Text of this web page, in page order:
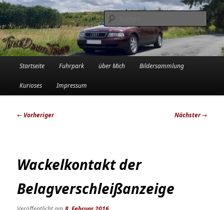
Zum
primären
Inhalt
springenTinadowntown
Die Audi-Schrauberin und ihre Erlebnisse in der Garage
Startseite Fuhrpark über Mich Bildersammlung
Kurioses Impressum
Beitragsnavigation
← Vorheriger Nächster→
Wackelkontakt der
Belagverschleißanzeige